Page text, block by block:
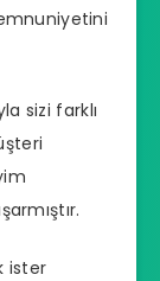
sizi farklı
ister